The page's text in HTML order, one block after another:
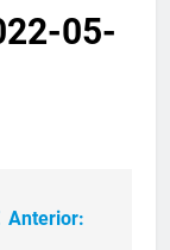
05-
Anterior: